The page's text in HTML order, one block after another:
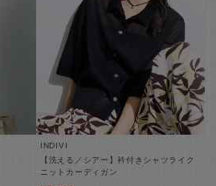
INDIVI
【洗える／シアー】衿付きシャツライク
ニットカーディガン